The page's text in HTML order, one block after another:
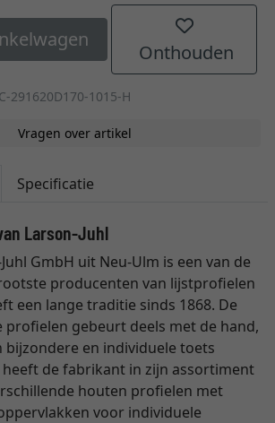
Onthouden
291620D170-1015-H
Vragen over artikel
Specificatie
Larson-Juhl
GmbH uit Neu-Ulm is een van de
producenten van lijstprofielen
een lange traditie sinds 1868. De
profielen gebeurt deels met de hand,
bijzondere en individuele toets
de fabrikant in zijn assortiment
houten profielen met
voor individuele